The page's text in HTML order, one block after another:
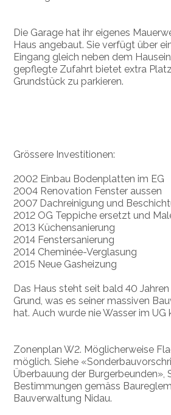
Die Garage hat ihr eigenes
Haus angebaut. Sie verfügt über
Eingang gleich neben dem
gepflegte Zufahrt bietet extra
Grundstück zu parkieren.
Grössere Investitionen:
2002 Einbau Bodenplatten im EG
2004 Renovation Fenster aussen
2007 Dachreinigung und
2012 OG Teppiche ersetzt und
2013 Küchensanierung
2014 Fenstersanierung
2014 Cheminée-Verglasung
2015 Neue Gasheizung
Das Haus steht seit bald 40
Grund, was es seiner massiven
hat. Auch wurde nie Wasser im UG
Zonenplan W2. Möglicherweise
möglich. Siehe
Überbauung der Burgerbeunden»,
Bestimmungen gemäss
Bauverwaltung Nidau.